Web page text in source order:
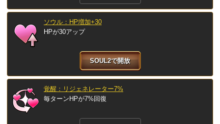
ソウル：HP増加+30
HPが30アップ
SOUL2で開放
覚醒：リジェネレーター7%
毎ターンHPが7%回復